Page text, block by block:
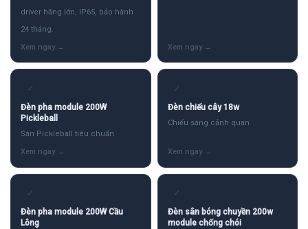
driver hãng lớn, IP65, bảo hành
24 tháng.
✓
Đèn pha module 200W
Pickleball
Sân Pickleball tiêu chuẩn
✓
Đèn chiếu cây 18w
Chiếu sáng cảnh quan
✓
Đèn pha module 200W Cầu
Lông
✓
Đèn sân bóng chuyền 200w
module chống chói